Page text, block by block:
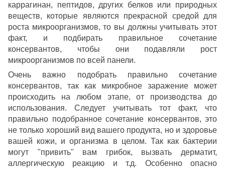
каррагинан, пептидов, других белков или природных
веществ, которые являются прекрасной средой для
роста микроорганизмов, то вы должны учитывать этот
факт, и подбирать правильное сочетание
консервантов, чтобы они подавляли рост
микроорганизмов по всей панели.
Очень важно подобрать правильно сочетание
консервантов, так как микробное заражение может
происходить на любом этапе, от производства до
использования. Следует учитывать тот факт, что
правильно подобранное сочетание консервантов, это
не только хороший вид вашего продукта, но и здоровье
вашей кожи, и организма в целом. Так как бактерии
могут "привить" вам грибок, вызвать дерматит,
аллергическую реакцию и т.д. Особенно опасно